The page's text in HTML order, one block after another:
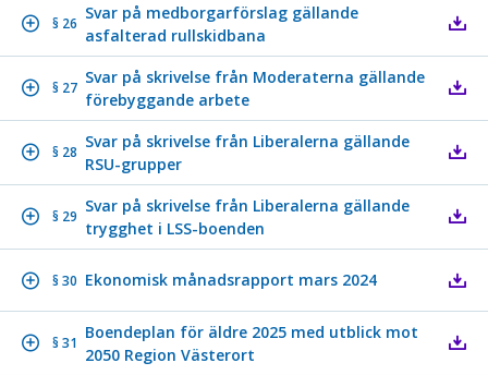
§ 26
Svar på medborgarförslag gällande
asfalterad rullskidbana
§ 27
Svar på skrivelse från Moderaterna gällande
förebyggande arbete
§ 28
Svar på skrivelse från Liberalerna gällande
RSU-grupper
§ 29
Svar på skrivelse från Liberalerna gällande
trygghet i LSS-boenden
§ 30 Ekonomisk månadsrapport mars 2024
§ 31
Boendeplan för äldre 2025 med utblick mot
2050 Region Västerort